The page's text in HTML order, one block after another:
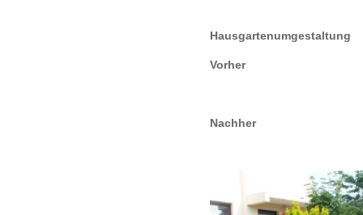
Hausgartenumgestaltung
Vorher
Nachher